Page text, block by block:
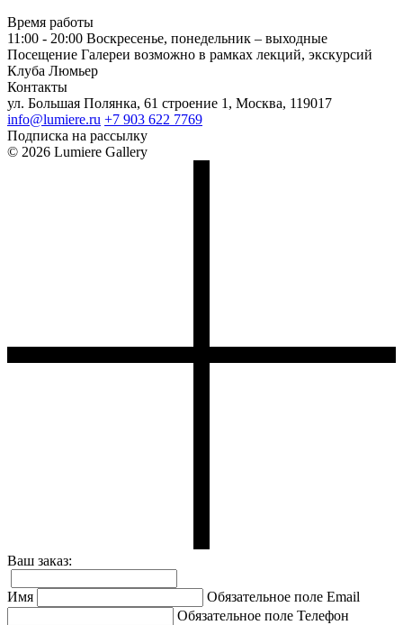
Время работы
11:00 - 20:00 Воскресенье, понедельник – выходные
Посещение Галереи возможно в рамках лекций, экскурсий
Клуба Люмьер
Контакты
ул. Большая Полянка, 61 строение 1, Москва, 119017
info@lumiere.ru +7 903 622 7769
Подписка на рассылку
© 2026 Lumiere Gallery
Ваш заказ:
Имя Обязательное поле Email
Обязательное поле Телефон